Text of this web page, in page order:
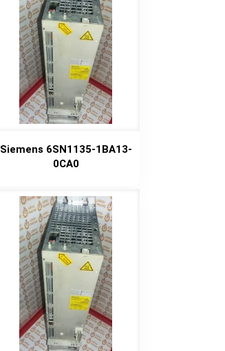
Siemens 6SN1135-1BA13-
0CA0